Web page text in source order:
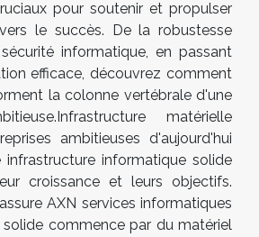
pour soutenir et propulser
le succès. De la robustesse
informatique, en passant
efficace, découvrez comment
la colonne vertébrale d'une
matérielle
ambitieuses d'aujourd'hui
infrastructure informatique solide
croissance et leurs objectifs.
AXN services informatiques
solide commence par du matériel